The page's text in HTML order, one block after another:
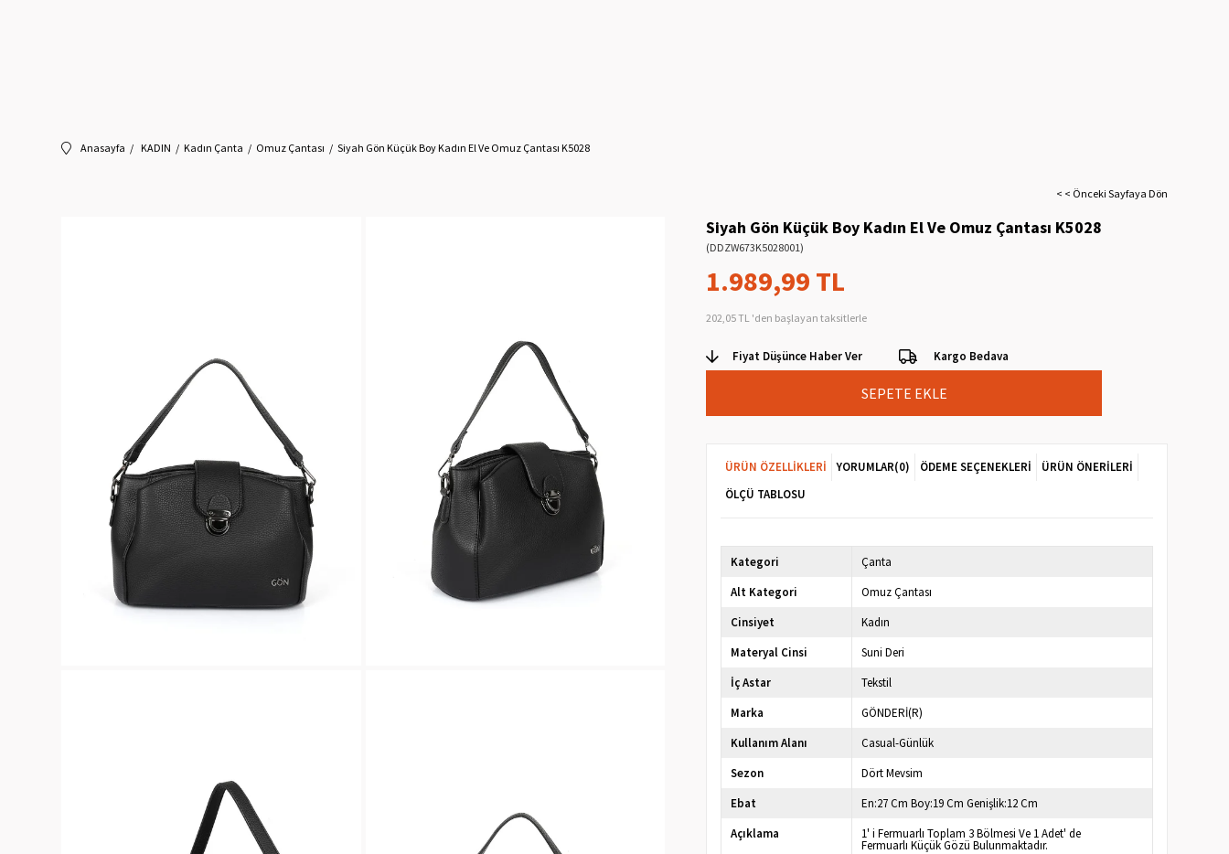
Anasayfa KADIN Kadın Çanta Omuz Çantası Siyah Gön Küçük Boy Kadın El Ve Omuz Çantası K5028
< < Önceki Sayfaya Dön
Siyah Gön Küçük Boy Kadın El Ve Omuz Çantası K5028
(DDZW673K5028001)
1.989,99 TL
202,05 TL 'den başlayan taksitlerle
Fiyat Düşünce Haber Ver Kargo Bedava
ÜRÜN ÖZELLIKLERI YORUMLAR(0) ÖDEME SEÇENEKLERI
ÜRÜN ÖNERILERI
ÖLÇÜ TABLOSU
Kategori
Çanta
Alt Kategori
Omuz Çantası
Cinsiyet
Kadın
Materyal Cinsi
Suni Deri
İç Astar
Tekstil
Marka
GÖNDERİ(R)
Kullanım Alanı
Casual-Günlük
Sezon
Dört Mevsim
Ebat
En:27 Cm Boy:19 Cm Genişlik:12 Cm
Açıklama
1' i Fermuarlı Toplam 3 Bölmesi Ve 1 Adet' de
Fermuarlı Küçük Gözü Bulunmaktadır.